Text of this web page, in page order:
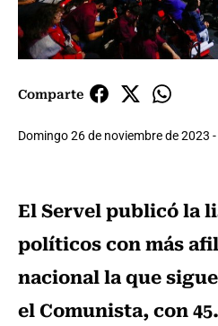
Comparte
Domingo 26 de noviembre de 2023
El Servel publicó la
políticos con más
nacional la que
el Comunista, con